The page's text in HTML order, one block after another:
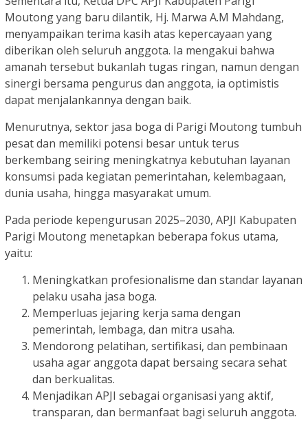
Moutong yang baru dilantik, Hj. Marwa A.M Mahdang,
menyampaikan terima kasih atas kepercayaan yang
diberikan oleh seluruh anggota. Ia mengakui bahwa
amanah tersebut bukanlah tugas ringan, namun dengan
sinergi bersama pengurus dan anggota, ia optimistis
dapat menjalankannya dengan baik.
Menurutnya, sektor jasa boga di Parigi Moutong tumbuh
pesat dan memiliki potensi besar untuk terus
berkembang seiring meningkatnya kebutuhan layanan
konsumsi pada kegiatan pemerintahan, kelembagaan,
dunia usaha, hingga masyarakat umum.
Pada periode kepengurusan 2025–2030, APJI Kabupaten
Parigi Moutong menetapkan beberapa fokus utama,
yaitu:
Meningkatkan profesionalisme dan standar layanan
pelaku usaha jasa boga.
Memperluas jejaring kerja sama dengan
pemerintah, lembaga, dan mitra usaha.
Mendorong pelatihan, sertifikasi, dan pembinaan
usaha agar anggota dapat bersaing secara sehat
dan berkualitas.
Menjadikan APJI sebagai organisasi yang aktif,
transparan, dan bermanfaat bagi seluruh anggota.